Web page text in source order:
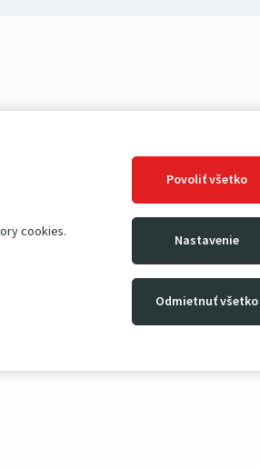
cookies.
Povoliť všetko
Nastavenie
Odmietnuť všetko